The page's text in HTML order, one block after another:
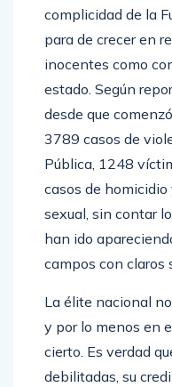
complicidad de la
para de crecer en
inocentes como
estado. Según
desde que
3789 casos de
Pública, 1248
casos de
sexual, sin contar
han ido
campos con claros
La élite nacional
y por lo menos en
cierto. Es verdad
debilitadas, su